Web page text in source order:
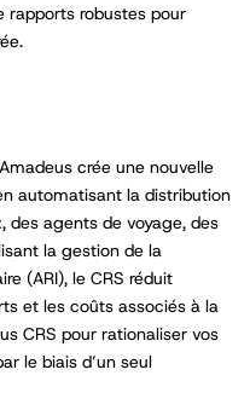
rapports robustes pour
crée une nouvelle
automatisant la distribution
des agents de voyage, des
la gestion de la
(ARI), le CRS réduit
et les coûts associés à la
CRS pour rationaliser vos
le biais d’un seul